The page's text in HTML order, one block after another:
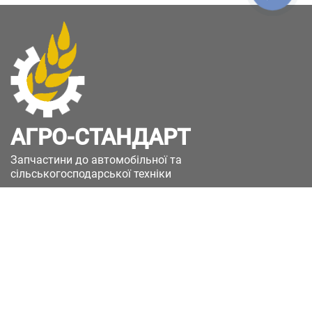
АГРО-СТАНДАРТ
Запчастини до автомобільної та
сільськогосподарської техніки